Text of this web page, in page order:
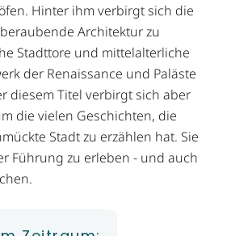
Hinter ihm verbirgt sich die
Architektur zu
Stadttore und mittelalterliche
der Renaissance und Paläste
diesem Titel verbirgt sich aber
die vielen Geschichten, die
Stadt zu erzählen hat. Sie
Führung zu erleben - und auch